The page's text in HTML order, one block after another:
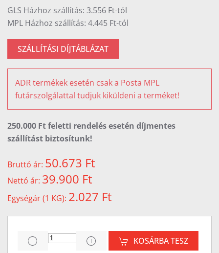
GLS Házhoz szállítás: 3.556 Ft-tól
MPL Házhoz szállítás: 4.445 Ft-tól
SZÁLLÍTÁSI DÍJTÁBLÁZAT
ADR termékek esetén csak a Posta MPL
futárszolgálattal tudjuk kiküldeni a terméket!
250.000 Ft feletti rendelés esetén díjmentes
szállítást biztosítunk!
Bruttó ár: 50.673 Ft
Nettó ár: 39.900 Ft
Egységár (1 KG): 2.027 Ft
KOSÁRBA TESZ